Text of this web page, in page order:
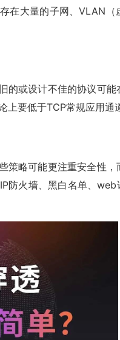
在大量的子网、VLAN
的或设计不佳的协议可
要低于TCP常规应用通
策略可能更注重安全性
防火墙、黑白名单、